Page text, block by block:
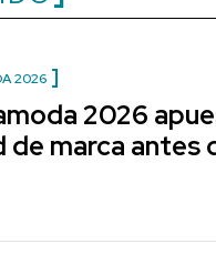
2026
2026
de marca antes